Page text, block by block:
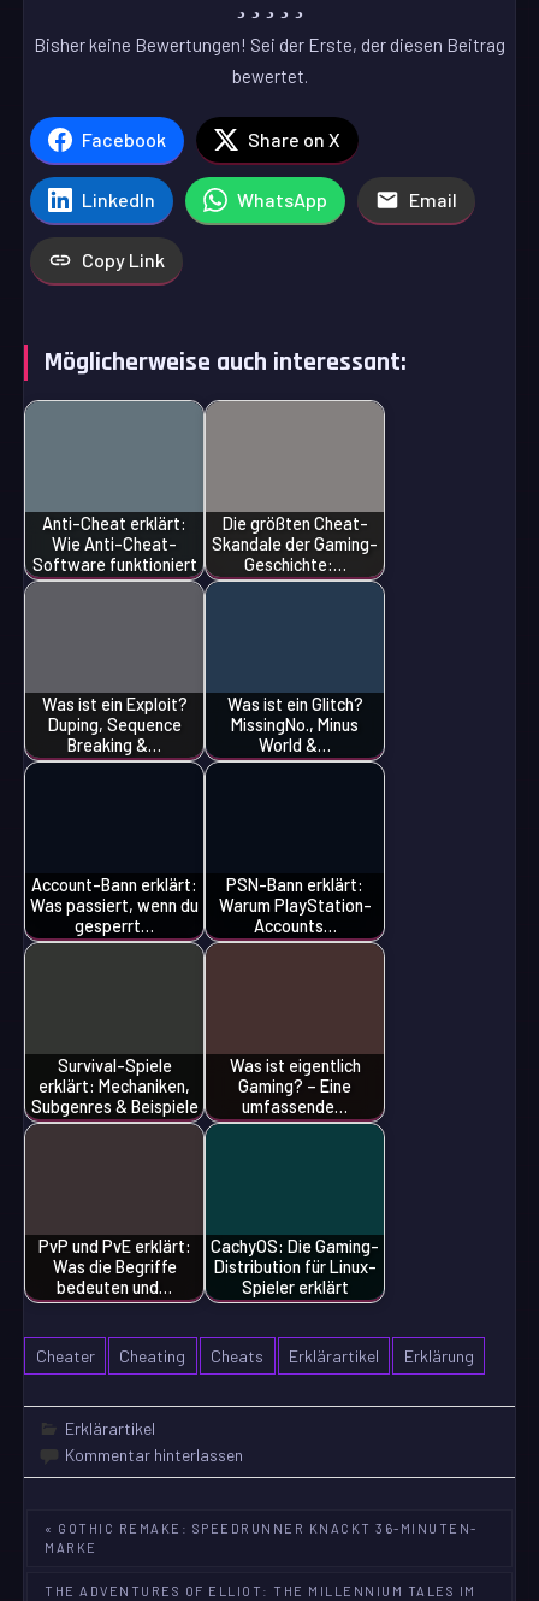
Bisher keine Bewertungen! Sei der Erste, der diesen Beitrag
bewertet.
Facebook Share on X
LinkedIn WhatsApp Email
Copy Link
Möglicherweise auch interessant:
Anti-Cheat erklärt:
Wie Anti-Cheat-
Software funktioniert
Die größten Cheat-
Skandale der Gaming-
Geschichte:…
Was ist ein Exploit?
Duping, Sequence
Breaking &…
Was ist ein Glitch?
MissingNo., Minus
World &…
Account-Bann erklärt:
Was passiert, wenn du
gesperrt…
PSN-Bann erklärt:
Warum PlayStation-
Accounts…
Survival-Spiele
erklärt: Mechaniken,
Subgenres & Beispiele
Was ist eigentlich
Gaming? – Eine
umfassende…
PvP und PvE erklärt:
Was die Begriffe
bedeuten und…
CachyOS: Die Gaming-
Distribution für Linux-
Spieler erklärt
Cheater Cheating Cheats Erklärartikel Erklärung
Erklärartikel
Kommentar hinterlassen
Beitragsnavigation
« GOTHIC REMAKE: SPEEDRUNNER KNACKT 36-MINUTEN-
MARKE
THE ADVENTURES OF ELLIOT: THE MILLENNIUM TALES IM